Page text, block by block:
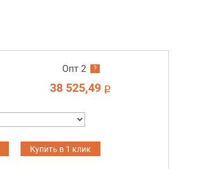
Опт 2 ?
38 525,49 i
Купить в 1 клик